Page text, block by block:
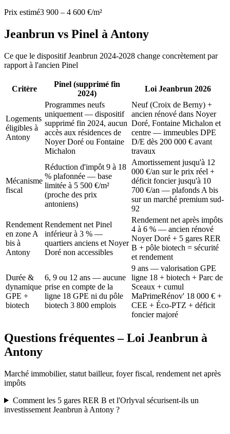
Prix estimé3 900 – 4 600 €/m²
Jeanbrun vs Pinel àAntony
Ce que le dispositif Jeanbrun 2024-2028 change concrètement par
rapport à l'ancien Pinel
Critère
Pinel (supprimé fin
2024)
Loi Jeanbrun 2026
Logements
éligibles à
Antony
Programmes neufs
uniquement — dispositif
supprimé fin 2024, aucun
accès aux résidences de
Noyer Doré ou Fontaine
Michalon
Neuf (Croix de Berny) +
ancien rénové dans Noyer
Doré, Fontaine Michalon et
centre — immeubles DPE
D/E dès 200 000 € avant
travaux
Mécanisme
fiscal
Réduction d'impôt 9 à 18
% plafonnée — base
limitée à 5 500 €/m²
(proche des prix
antoniens)
Amortissement jusqu'à 12
000 €/an sur le prix réel +
déficit foncier jusqu'à 10
700 €/an — plafonds A bis
sur un marché premium sud-
92
Rendement
en zone A
bis à
Antony
Rendement net Pinel
inférieur à 3 % —
quartiers anciens et Noyer
Doré non accessibles
Rendement net après impôts
4 à 6 % — ancien rénové
Noyer Doré + 5 gares RER
B + pôle biotech = sécurité
et rendement
Durée &
dynamique
GPE +
biotech
6, 9 ou 12 ans — aucune
prise en compte de la
ligne 18 GPE ni du pôle
biotech 3 800 emplois
9 ans — valorisation GPE
ligne 18 + biotech + Parc de
Sceaux + cumul
MaPrimeRénov' 18 000 € +
CEE + Éco-PTZ + déficit
foncier majoré
Questions fréquentes – Loi Jeanbrun à
Antony
Marché immobilier, statut bailleur, foyer fiscal, rendement net après
impôts
Comment les 5 gares RER B et l'Orlyval sécurisent-ils un
investissement Jeanbrun à Antony ?